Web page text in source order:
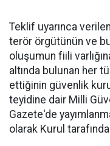
Teklif uyarınca
terör örgütünün ve
oluşumun fiili
altında bulunan her
ettiğinin güvenlik
teyidine dair Milli
Gazete'de
olarak Kurul